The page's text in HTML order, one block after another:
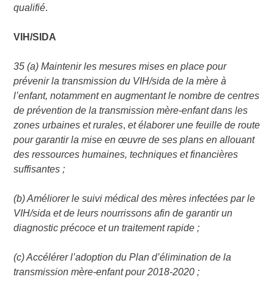
qualifié.
VIH/SIDA
35 (a) Maintenir les mesures mises en place pour
prévenir la transmission du VIH/sida de la mère à
l’enfant, notamment en augmentant le nombre de centres
de prévention de la transmission mère-enfant dans les
zones urbaines et rurales, et élaborer une feuille de route
pour garantir la mise en œuvre de ses plans en allouant
des ressources humaines, techniques et financières
suffisantes ;
(b) Améliorer le suivi médical des mères infectées par le
VIH/sida et de leurs nourrissons afin de garantir un
diagnostic précoce et un traitement rapide ;
(c) Accélérer l’adoption du Plan d’élimination de la
transmission mère-enfant pour 2018-2020 ;